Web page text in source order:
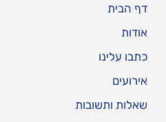
דף הבית
אודות
כתבו עלינו
אירועים
שאלות ותשובות